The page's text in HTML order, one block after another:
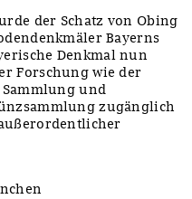
der Schatz von Obing
Bayerns
Denkmal nun
Forschung wie der
und
zugänglich